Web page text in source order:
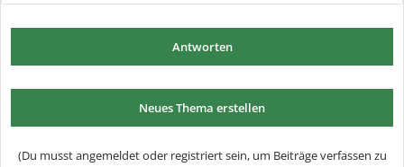
Antworten
Neues Thema erstellen
(Du musst angemeldet oder registriert sein, um Beiträge verfassen zu